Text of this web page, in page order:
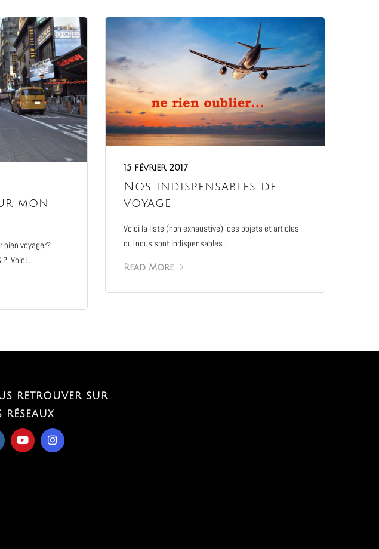
mon
bien voyager?
? Voici...
15 février 2017
Nos indispensables de
voyage
Voici la liste (non exhaustive) des objets et articles
qui nous sont indispensables...
Read More
retrouver sur
réseaux